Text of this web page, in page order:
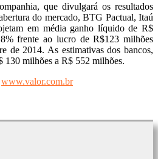
que divulgará os resultados
do mercado, BTG Pactual, Itaú
em média ganho líquido de R$
frente ao lucro de R$123 milhões
de 2014. As estimativas dos bancos,
130 milhões a R$ 552 milhões.
www.valor.com.br